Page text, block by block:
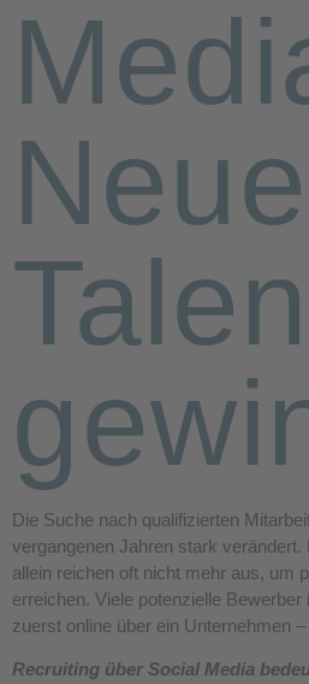
Neue
Die Suche nach qualifizierten
vergangenen Jahren stark
allein reichen oft nicht mehr aus, um
erreichen. Viele potenzielle
zuerst online über ein Unternehmen
Recruiting über Social Media